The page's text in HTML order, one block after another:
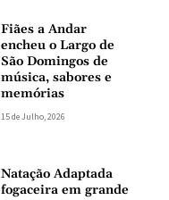
Fiães a Andar
encheu o Largo de
São Domingos de
música, sabores e
memórias
15 de Julho, 2026
Natação Adaptada
fogaceira em grande